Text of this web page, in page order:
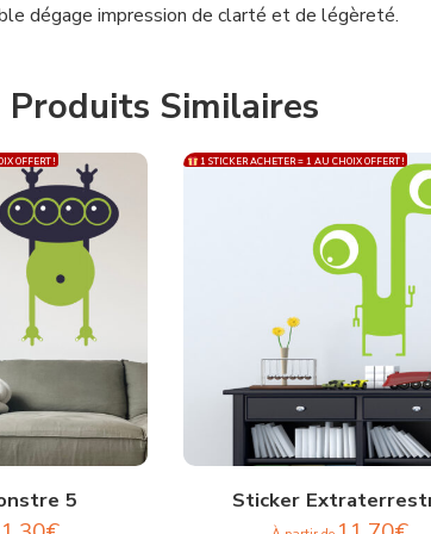
dégage impression de clarté et de légèreté.
Produits Similaires
OFFERT !
5
1 STICKER ACHETER = 1 AU CHOIX OFFERT !
Sticker